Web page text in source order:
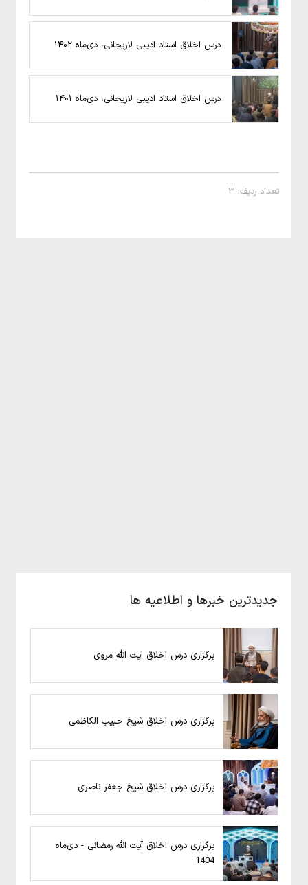
جدیدترین خبرها و اطلاعیه ها
برگزاری درس اخلاق آیت الله مروی
برگزاری درس اخلاق شیخ حبیب الکاظمی
برگزاری درس اخلاق شیخ جعفر ناصری
برگزاری درس اخلاق آیت الله رمضانی - دی‌ماه
1404
درس اخلاق استاد ادیبی لاریجانی، دی‌ماه 1402
درس اخلاق استاد ادیبی لاریجانی، دی‌ماه 1401
تعداد ردیف: 3